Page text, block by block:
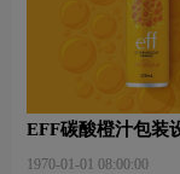
EFF碳酸橙汁包装
1970-01-01 08:00:00